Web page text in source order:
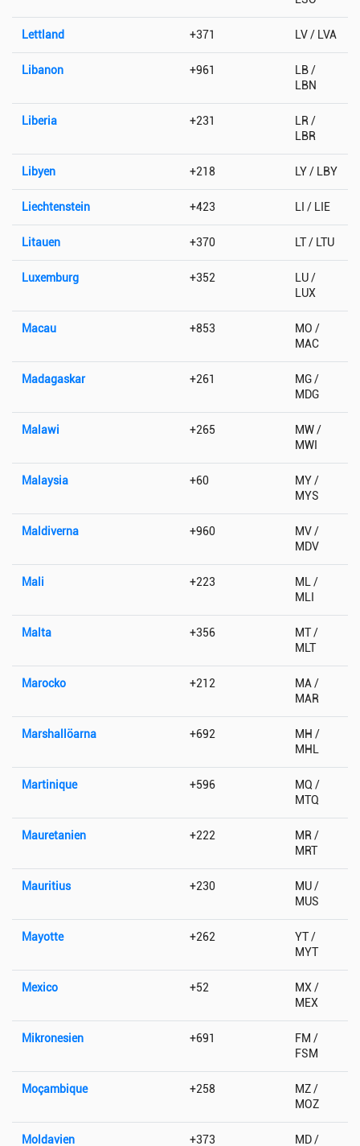
Lettland +371 LV / LVA
Libanon +961
LB /
LBN
Liberia +231
LR /
LBR
Libyen +218 LY / LBY
Liechtenstein +423 LI / LIE
Litauen +370 LT / LTU
Luxemburg +352
LU /
LUX
Macau +853
MO /
MAC
Madagaskar +261
MG /
MDG
Malawi +265
MW /
MWI
Malaysia +60
MY /
MYS
Maldiverna +960
MV /
MDV
Mali +223
ML /
MLI
Malta +356
MT /
MLT
Marocko +212
MA /
MAR
Marshallöarna +692
MH /
MHL
Martinique +596
MQ /
MTQ
Mauretanien +222
MR /
MRT
Mauritius +230
MU /
MUS
Mayotte +262
YT /
MYT
Mexico +52
MX /
MEX
Mikronesien +691
FM /
FSM
Moçambique +258
MZ /
MOZ
Moldavien +373
MD /